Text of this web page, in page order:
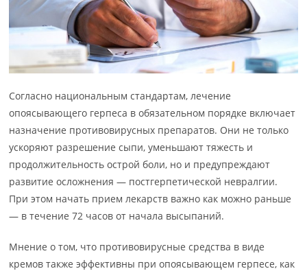
Согласно национальным стандартам, лечение
опоясывающего герпеса в обязательном порядке включает
назначение противовирусных препаратов. Они не только
ускоряют разрешение сыпи, уменьшают тяжесть и
продолжительность острой боли, но и предупреждают
развитие осложнения — постгерпетической невралгии.
При этом начать прием лекарств важно как можно раньше
— в течение 72 часов от начала высыпаний.
Мнение о том, что противовирусные средства в виде
кремов также эффективны при опоясывающем герпесе, как